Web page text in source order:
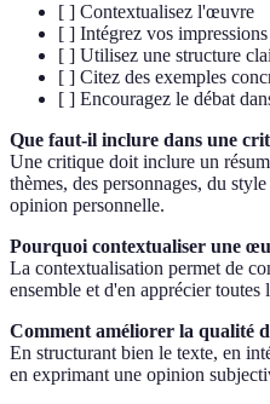
[ ] Contextualisez l'œuvre
[ ] Intégrez vos
[ ] Utilisez une structure
[ ] Citez des exemples
[ ] Encouragez le débat
Que faut-il inclure dans une
Une critique doit inclure un
thèmes, des personnages, du
opinion personnelle.
Pourquoi contextualiser une
La contextualisation permet de
ensemble et d'en apprécier toutes
Comment améliorer la qualité
En structurant bien le texte, en
en exprimant une opinion